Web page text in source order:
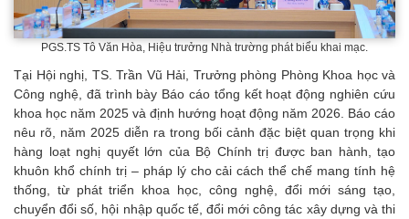
PGS.TS Tô Văn Hòa, Hiệu trưởng Nhà trường phát biểu khai mạc.
Tại Hội nghị, TS. Trần Vũ Hải, Trưởng phòng Phòng Khoa học và
Công nghệ, đã trình bày Báo cáo tổng kết hoạt động nghiên cứu
khoa học năm 2025 và định hướng hoạt động năm 2026. Báo cáo
nêu rõ, năm 2025 diễn ra trong bối cảnh đặc biệt quan trọng khi
hàng loạt nghị quyết lớn của Bộ Chính trị được ban hành, tạo
khuôn khổ chính trị – pháp lý cho cải cách thể chế mang tính hệ
thống, từ phát triển khoa học, công nghệ, đổi mới sáng tạo,
chuyển đổi số, hội nhập quốc tế, đổi mới công tác xây dựng và thi